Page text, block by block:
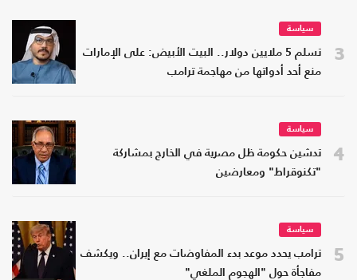
3
سياسة
تسلم 5 ملايين دولار.. البيت الأبيض: على الإمارات
منع أحد أدواتها من مهاجمة ترامب
4
سياسة
تدشين حكومة ظل مصرية في الخارج بمشاركة
"تكنوقراط" ومعارضين
5
سياسة
ترامب يحدد موعد بدء المفاوضات مع إيران.. ويكشف
مفاجأة حول "الهجوم الملغي"